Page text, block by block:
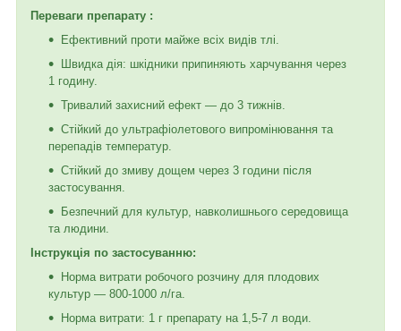
Переваги препарату :
Ефективний проти майже всіх видів тлі.
Швидка дія: шкідники припиняють харчування через
1 годину.
Тривалий захисний ефект — до 3 тижнів.
Стійкий до ультрафіолетового випромінювання та
перепадів температур.
Стійкий до змиву дощем через 3 години після
застосування.
Безпечний для культур, навколишнього середовища
та людини.
Інструкція по застосуванню:
Норма витрати робочого розчину для плодових
культур — 800-1000 л/га.
Норма витрати: 1 г препарату на 1,5-7 л води.